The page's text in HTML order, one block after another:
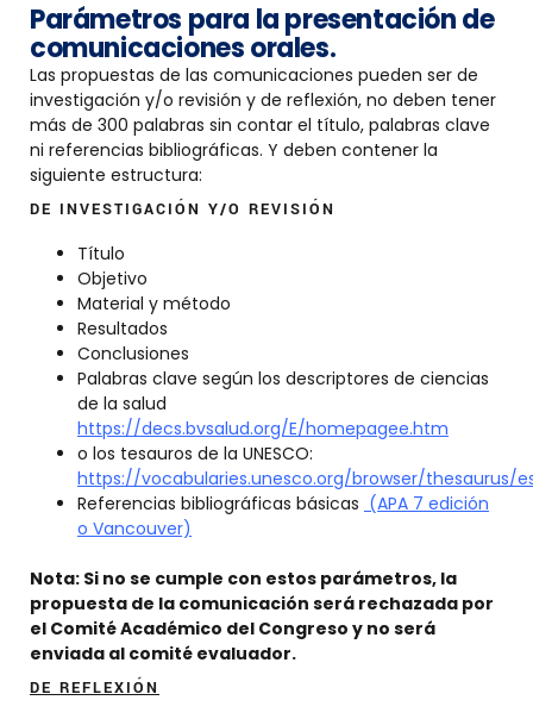
Parámetros para la presentación de
comunicaciones orales.
Las propuestas de las comunicaciones pueden ser de
investigación y/o revisión y de reflexión, no deben tener
más de 300 palabras sin contar el título, palabras clave
ni referencias bibliográficas. Y deben contener la
siguiente estructura:
DE INVESTIGACIÓN Y/O REVISIÓN
Título
Objetivo
Material y método
Resultados
Conclusiones
Palabras clave según los descriptores de ciencias
de la salud
https://decs.bvsalud.org/E/homepagee.htm
o los tesauros de la UNESCO:
https://vocabularies.unesco.org/browser/thesaurus/
Referencias bibliográficas básicas (APA 7 edición
o Vancouver)
Nota: Si no se cumple con estos parámetros, la
propuesta de la comunicación será rechazada por
el Comité Académico del Congreso y no será
enviada al comité evaluador.
DE REFLEXIÓN